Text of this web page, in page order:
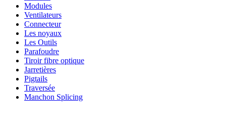
Modules
Ventilateurs
Connecteur
Les noyaux
Les Outils
Parafoudre
Tiroir fibre optique
Jarretières
Pigtails
Traversée
Manchon Splicing